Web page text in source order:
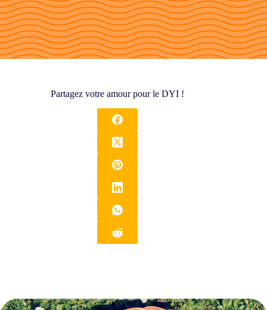
Partagez votre amour pour le DYI !